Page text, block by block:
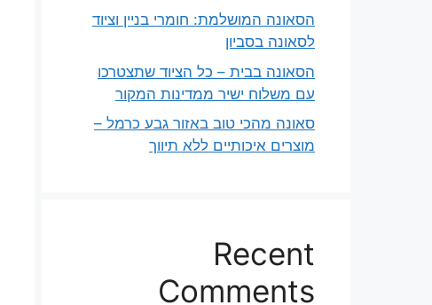
הסאונה המושלמת: חומרי בניין וציוד
לסאונה בסביון
הסאונה בבית – כל הציוד שתצטרכו
עם משלוח ישיר ממדינות המקור
סאונה מהכי טוב באזור גבע כרמל –
מוצרים איכותיים ללא תיווך
Recent
Comments